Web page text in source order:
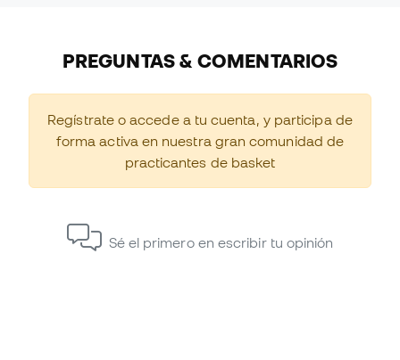
PREGUNTAS & COMENTARIOS
Regístrate o accede a tu cuenta, y participa de
forma activa en nuestra gran comunidad de
practicantes de basket
Sé el primero en escribir tu opinión